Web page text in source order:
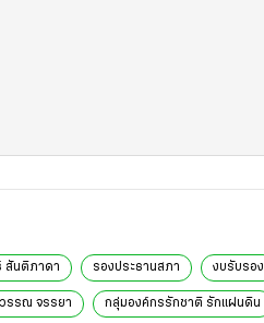
สันติภาดา รองประธานสภา งบรับรอง
รรณ จรรยา กลุ่มองค์กรรักชาติ รักแผ่นดิน